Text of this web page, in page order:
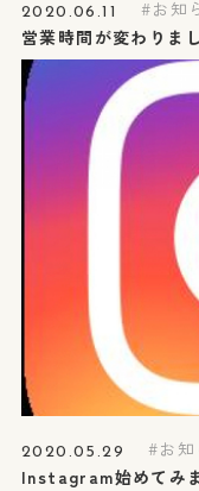
2020.06.11
お知
営業時間が変わりま
2020.05.29
お
Instagram始めてみ